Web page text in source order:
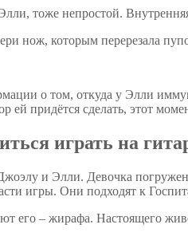
тоже непростой.
нож, которым перерезала
о том, откуда у Элли
ей придётся сделать, этот
играть на
и Элли. Девочка
игры. Они подходят к
его – жирафа. Настоящего